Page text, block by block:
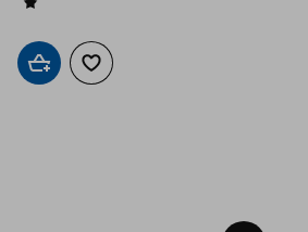
Добави в кошницата
Добави към списъка с любими